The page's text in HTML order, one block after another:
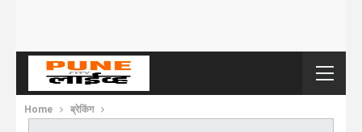
Home ब्रेकिंग